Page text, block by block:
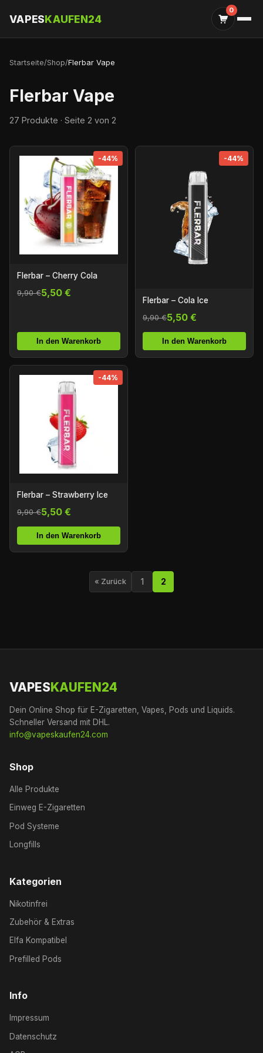
VAPESKAUFEN24
0
Startseite/Shop/Flerbar Vape
Flerbar Vape
27 Produkte · Seite 2 von 2
-44%
Flerbar – Cherry Cola
9,90 €5,50 €
In den Warenkorb
-44%
Flerbar – Cola Ice
9,90 €5,50 €
In den Warenkorb
-44%
Flerbar – Strawberry Ice
9,90 €5,50 €
In den Warenkorb
« Zurück 1 2
VAPESKAUFEN24
Dein Online Shop für E-Zigaretten, Vapes, Pods und Liquids.
Schneller Versand mit DHL.
info@vapeskaufen24.com
Shop
Alle Produkte
Einweg E-Zigaretten
Pod Systeme
Longfills
Kategorien
Nikotinfrei
Zubehör & Extras
Elfa Kompatibel
Prefilled Pods
Info
Impressum
Datenschutz